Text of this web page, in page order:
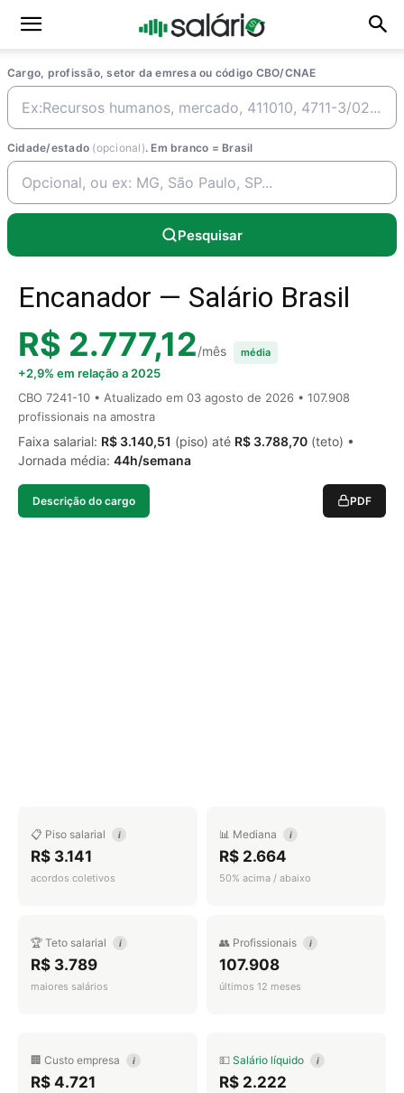
Cargo, profissão, setor da emresa ou código CBO/CNAE
Cidade/estado (opcional). Em branco = Brasil
Pesquisar
Encanador — Salário Brasil
R$ 2.777,12/mês média
+2,9% em relação a 2025
CBO 7241-10 • Atualizado em 03 agosto de 2026 • 107.908
profissionais na amostra
Faixa salarial: R$ 3.140,51 (piso) até R$ 3.788,70 (teto) •
Jornada média: 44h/semana
Descrição do cargo PDF
📋 Piso salarial i
R$ 3.141
acordos coletivos
📊 Mediana i
R$ 2.664
50% acima / abaixo
🏆 Teto salarial i
R$ 3.789
maiores salários
👥 Profissionais i
107.908
últimos 12 meses
🏢 Custo empresa i
R$ 4.721
💵 Salário líquido i
R$ 2.222